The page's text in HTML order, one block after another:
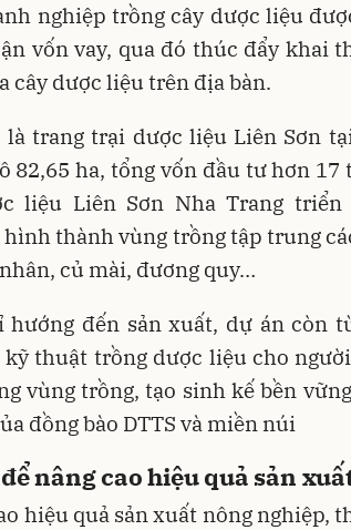
nghiệp trồng cây dược liệu
vốn vay, qua đó thúc đẩy khai
cây dược liệu trên địa bàn.
trang trại dược liệu Liên Sơn
82,65 ha, tổng vốn đầu tư hơn 17
liệu Liên Sơn Nha Trang triển
thành vùng trồng tập trung
củ mài, đương quy…
hướng đến sản xuất, dự án còn
thuật trồng dược liệu cho
vùng trồng, tạo sinh kế bền
đồng bào DTTS và miền núi
nâng cao hiệu quả sản
hiệu quả sản xuất nông nghiệp,